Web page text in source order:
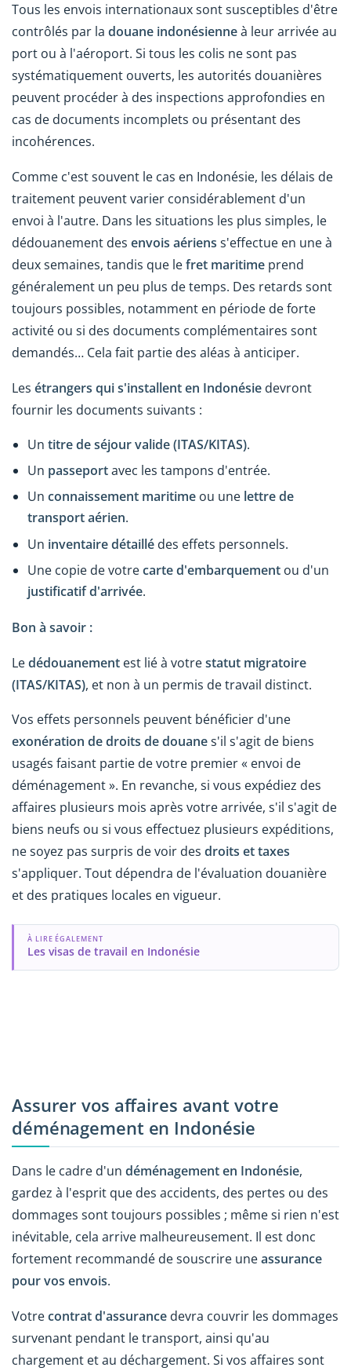
Tous les envois internationaux sont susceptibles d'être
contrôlés par la douane indonésienneà leur arrivée au
port ou à l'aéroport. Si tous les colis ne sont pas
systématiquement ouverts, les autorités douanières
peuvent procéder à des inspections approfondies en
cas de documents incomplets ou présentant des
incohérences.
Comme c'est souvent le cas en Indonésie, les délais de
traitement peuvent varier considérablement d'un
envoi à l'autre. Dans les situations les plus simples, le
dédouanement des envois aériens s'effectue en une à
deux semaines, tandis que lefret maritime prend
généralement un peu plus de temps. Des retards sont
toujours possibles, notamment en période de forte
activité ou si des documents complémentaires sont
demandés… Cela fait partie des aléas à anticiper.
Les étrangers qui s'installent en Indonésie devront
fournir les documents suivants :
Un titre de séjour valide (ITAS/KITAS).
Un passeportavec les tampons d'entrée.
Un connaissement maritime ou une lettre de
transport aérien.
Un inventaire détaillé des effets personnels.
Une copie de votrecarte d'embarquement ou d'un
justificatif d'arrivée.
Bon à savoir :
Ledédouanement est lié à votrestatut migratoire
(ITAS/KITAS), et non à un permis de travail distinct.
Vos effets personnels peuvent bénéficier d'une
exonération de droits de douanes'il s'agit de biens
usagés faisant partie de votre premier « envoi de
déménagement ». En revanche, si vous expédiez des
affaires plusieurs mois après votre arrivée, s'il s'agit de
biens neufs ou si vous effectuez plusieurs expéditions,
ne soyez pas surpris de voir des droits et taxes
s'appliquer. Tout dépendra de l'évaluation douanière
et des pratiques locales en vigueur.
À LIRE ÉGALEMENT
Les visas de travail en Indonésie
Assurer vos affaires avant votre
déménagement en Indonésie
Dans le cadre d'un déménagement en Indonésie,
gardez à l'esprit que des accidents, des pertes ou des
dommages sont toujours possibles ; même si rien n'est
inévitable, cela arrive malheureusement. Il est donc
fortement recommandé de souscrire uneassurance
pour vos envois.
Votrecontrat d'assurance devra couvrir les dommages
survenant pendant le transport, ainsi qu'au
chargement et au déchargement. Si vos affaires sont